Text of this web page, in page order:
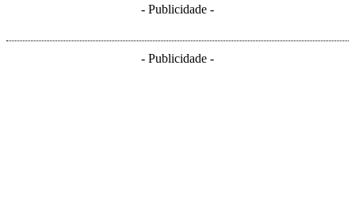
- Publicidade -
- Publicidade -